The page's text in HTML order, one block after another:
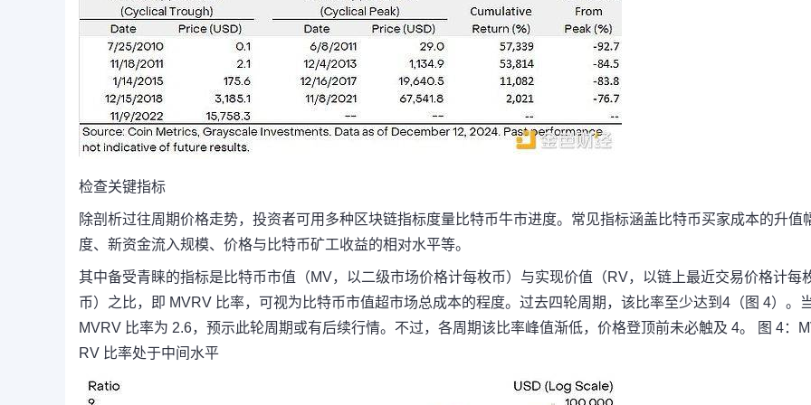
检查关键指标
除剖析过往周期价格走势，投资者可用多种区块链指标度量比特币牛市进度。常见指标涵盖比特币买家成本的升值
度、新资金流入规模、价格与比特币矿工收益的相对水平等。
其中备受青睐的指标是比特币市值（MV，以二级市场价格计每枚币）与实现价值（RV，以链上最近交易价格计每
币）之比，即 MVRV 比率，可视为比特币市值超市场总成本的程度。过去四轮周期，该比率至少达到4（图 4）。
MVRV 比率为 2.6，预示此轮周期或有后续行情。不过，各周期该比率峰值渐低，价格登顶前未必触及 4。 图 4：
RV 比率处于中间水平